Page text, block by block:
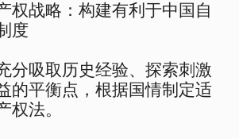
战略：构建有利于中国自
度
吸取历史经验、探索刺激
的平衡点，根据国情制定适
权法。